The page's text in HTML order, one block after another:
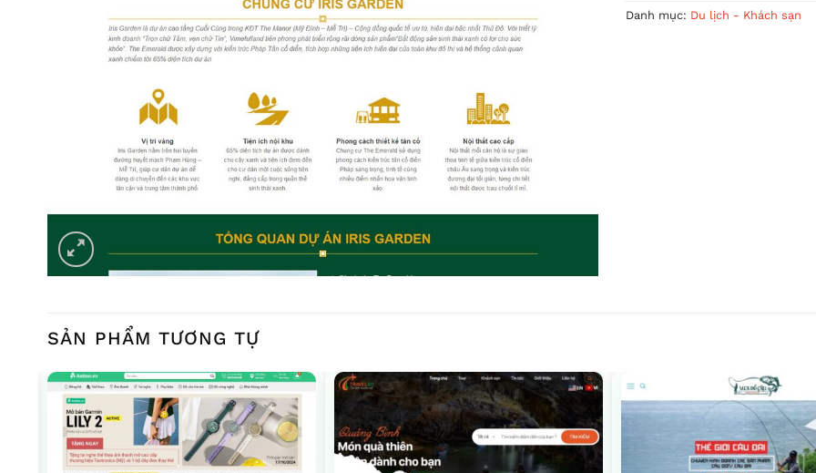
Danh mục: Du lịch - Khách sạn
SẢN PHẨM TƯƠNG TỰ